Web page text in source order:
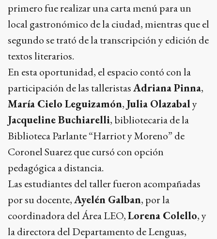
primero fue realizar una carta menú para un
local gastronómico de la ciudad, mientras que el
segundo se trató de la transcripción y edición de
textos literarios.
En esta oportunidad, el espacio contó con la
participación de las talleristasAdriana Pinna,
María Cielo Leguizamón, Julia Olazabaly
Jacqueline Buchiarelli, bibliotecaria de la
Biblioteca Parlante “Harriot y Moreno” de
Coronel Suarez que cursó con opción
pedagógica a distancia.
Las estudiantes del taller fueron acompañadas
por su docente,Ayelén Galban, por la
coordinadora del Área LEO,Lorena Colello, y
la directora del Departamento de Lenguas,